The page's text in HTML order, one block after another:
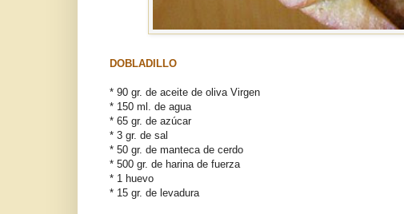
DOBLADILLO
* 90 gr. de aceite de oliva Virgen
* 150 ml. de agua
* 65 gr. de azúcar
* 3 gr. de sal
* 50 gr. de manteca de cerdo
* 500 gr. de harina de fuerza
* 1 huevo
* 15 gr. de levadura